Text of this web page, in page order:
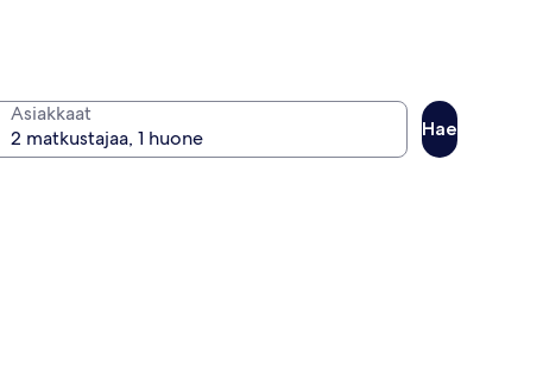
Asiakkaat
Hae